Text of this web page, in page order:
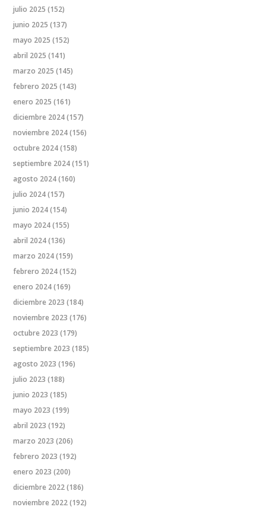
julio 2025 (152)
junio 2025 (137)
mayo 2025 (152)
abril 2025 (141)
marzo 2025 (145)
febrero 2025 (143)
enero 2025 (161)
diciembre 2024(157)
noviembre 2024(156)
octubre 2024(158)
septiembre 2024(151)
agosto 2024(160)
julio 2024(157)
junio 2024(154)
mayo 2024(155)
abril 2024(136)
marzo 2024(159)
febrero 2024(152)
enero 2024(169)
diciembre 2023 (184)
noviembre 2023 (176)
octubre 2023 (179)
septiembre 2023 (185)
agosto 2023 (196)
julio 2023 (188)
junio 2023 (185)
mayo 2023 (199)
abril 2023 (192)
marzo 2023 (206)
febrero 2023 (192)
enero 2023 (200)
diciembre 2022(186)
noviembre 2022(192)